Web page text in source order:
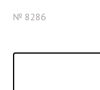
№ 8286